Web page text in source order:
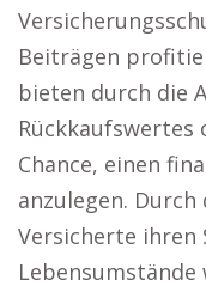
Beiträgen
bieten durch die
Rückkaufswertes
Chance, einen
anzulegen.
Versicherte ihren
Lebensumstände